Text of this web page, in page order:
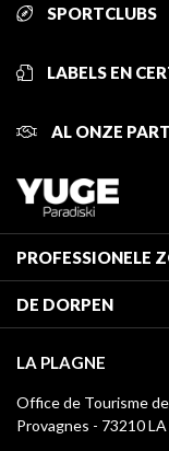
SPORTCLUBS
LABELS EN
AL ONZE
PROFESSIONELE
Classificatie van de
Verblijfstaks
Mediatheek
La Plagne logo's
DE DORPEN
Champagny-en-Vanoise
Montchavin - Les
LA PLAGNE
Office de Tourisme
Provagnes - 73210